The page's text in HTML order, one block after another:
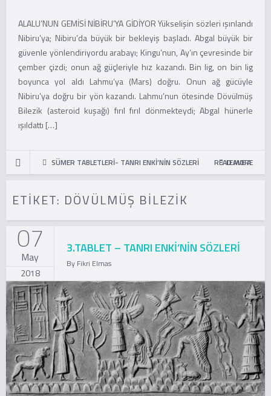
ALALU’NUN GEMİSİ NİBİRU’YA GİDİYOR Yükselişin sözleri ışınlandı
Nibiru’ya; Nibiru’da büyük bir bekleyiş başladı. Abgal büyük bir
güvenle yönlendiriyordu arabayı; Kingu’nun, Ay’ın çevresinde bir
çember çizdi; onun ağ güçleriyle hız kazandı. Bin lig, on bin lig
boyunca yol aldı Lahmu‘ya (Mars) doğru. Onun ağ gücüyle
Nibiru’ya doğru bir yön kazandı. Lahmu’nun ötesinde Dövülmüş
Bilezik (asteroid kuşağı) fırıl fırıl dönmekteydi; Abgal hünerle
ışıldattı […]
SÜMER TABLETLERİ- TANRI ENKİ’NİN SÖZLERİ LEAVE A
READ MORE
ETIKET: DÖVÜLMÜŞ BILEZIK
07
May
2018
3.TABLET – TANRI ENKİ’NİN SÖZLERİ
By Fikri Elmas